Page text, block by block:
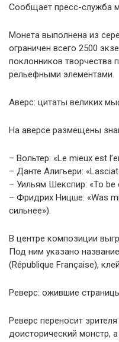
Сообщает пресс-служба
Монета выполнена из
ограничен всего 2500
поклонников творчества
рельефными элементами.
Аверс: цитаты великих
На аверсе размещены
– Вольтер: «Le mieux est
– Данте Алигьери:
– Уильям Шекспир: «To
– Фридрих Ницше: «Was
сильнее»).
В центре композиции
Под ним указано
(République Française),
Реверс: ожившие
Реверс переносит
доисторический монстр,